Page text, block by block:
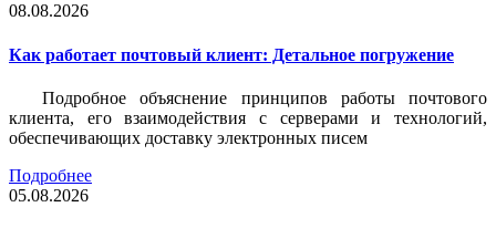
08.08.2026
Как работает почтовый клиент: Детальное погружение
Подробное объяснение принципов работы почтового
клиента, его взаимодействия с серверами и технологий,
обеспечивающих доставку электронных писем
Подробнее
05.08.2026